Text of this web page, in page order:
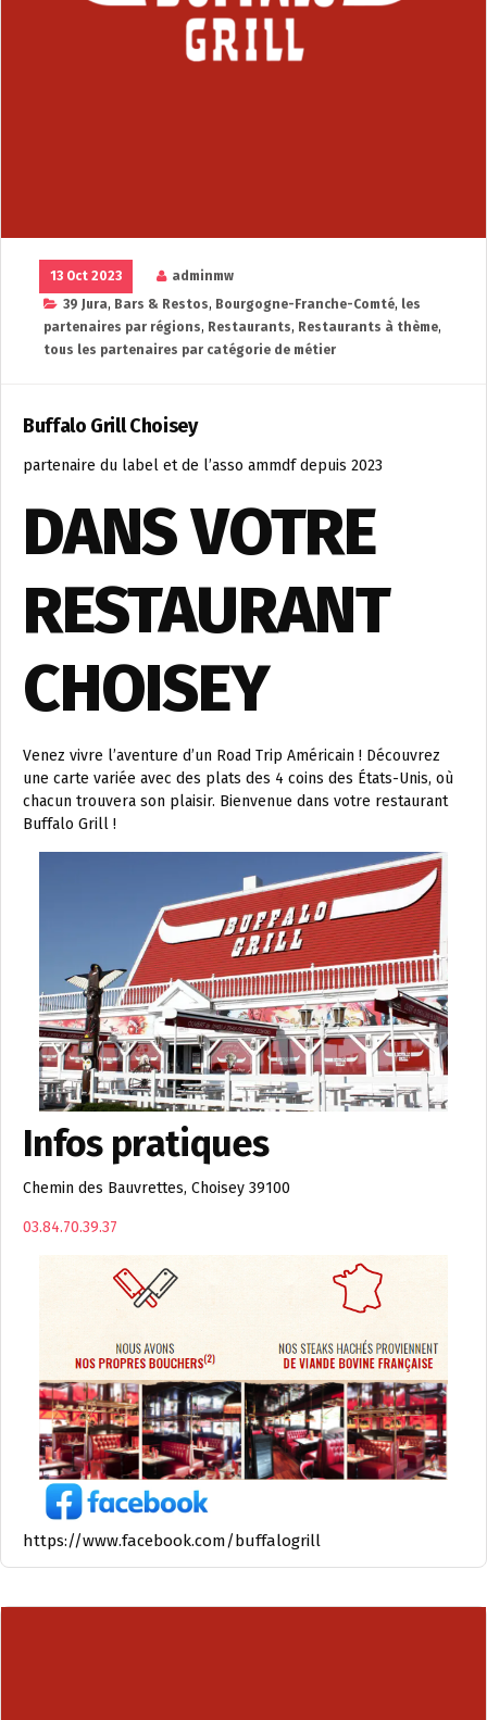
13 Oct 2023
adminmw
39 Jura, Bars & Restos, Bourgogne-Franche-Comté, les
partenaires par régions, Restaurants, Restaurants à thème,
tous les partenaires par catégorie de métier
Buffalo Grill Choisey
partenaire du label et de l’asso ammdf depuis 2023
DANS VOTRE
RESTAURANT
CHOISEY
Venez vivre l’aventure d’un Road Trip Américain ! Découvrez
une carte variée avec des plats des 4 coins des États-Unis, où
chacun trouvera son plaisir. Bienvenue dans votre restaurant
Buffalo Grill !
Infos pratiques
Chemin des Bauvrettes, Choisey 39100
03.84.70.39.37
https://www.facebook.com/buffalogrill